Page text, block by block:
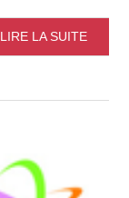
LIRE LA SUITE